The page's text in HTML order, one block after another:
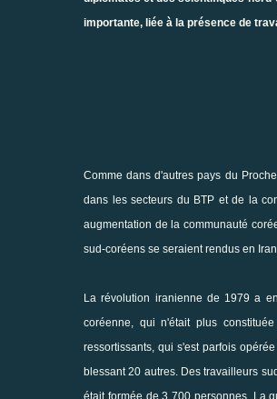
importante, liée à la présence de
Comme dans d'autres pays du
dans les secteurs du BTP et de la
augmentation de la communauté
sud-coréens se seraient rendus en Iran.
La révolution iranienne de 1979 a
coréenne, qui n'était plus
ressortissants, qui s'est parfois
blessant 20 autres. Des travailleurs
était formée de 3 700 personnes. La